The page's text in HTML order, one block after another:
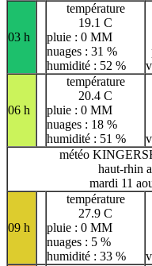
03 h
température
19.1 C
pluie : 0 MM
nuages : 31 %
humidité : 52 %
06 h
température
20.4 C
pluie : 0 MM
nuages : 18 %
humidité : 51 %
météo
haut-rhin
mardi 11
09 h
température
27.9 C
pluie : 0 MM
nuages : 5 %
humidité : 33 %